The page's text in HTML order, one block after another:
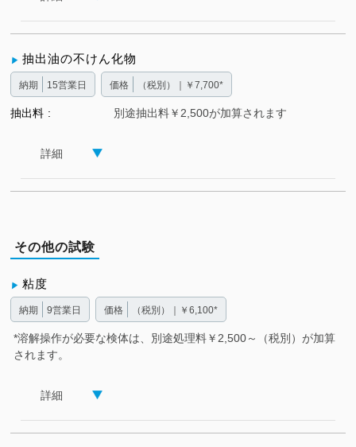
抽出油の不けん化物
納期 15営業日 価格 （税別）｜￥7,700*
抽出料 別途抽出料￥2,500が加算されます
詳細
その他の試験
粘度
納期 9営業日 価格 （税別）｜￥6,100*
*溶解操作が必要な検体は、別途処理料￥2,500～（税別）が加算
されます。
詳細